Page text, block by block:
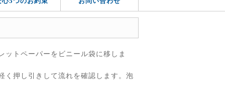
トペーパーをビニール袋に移しま
く押し引きして流れを確認します。泡